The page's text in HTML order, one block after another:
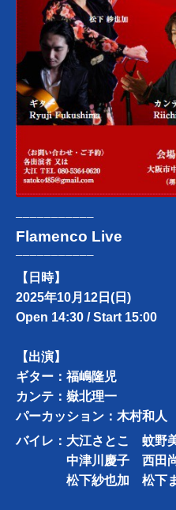
───────────
Flamenco Live
───────────
【日時】
2025年10月12日(日)
Open 14:30 / Start 15:00
【出演】
ギター：福嶋隆児
カンテ：嶽北理一
パーカッション：木村和人
バイレ：大江さとこ 蚊野
中津川慶子 西田尚
松下紗也加 松下ま